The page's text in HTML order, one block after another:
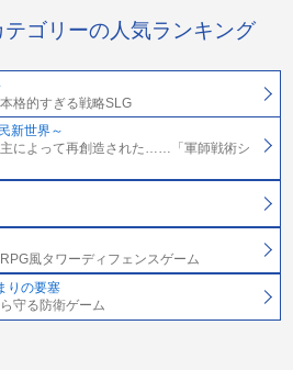
テゴリーの人気ランキング
格的すぎる戦略SLG
新世界～
によって再創造された……「軍師戦術シ
風タワーディフェンスゲーム
りの要塞
守る防衛ゲーム